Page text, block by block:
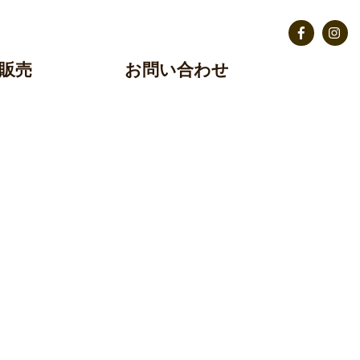
売 お問い合わせ
Facebook